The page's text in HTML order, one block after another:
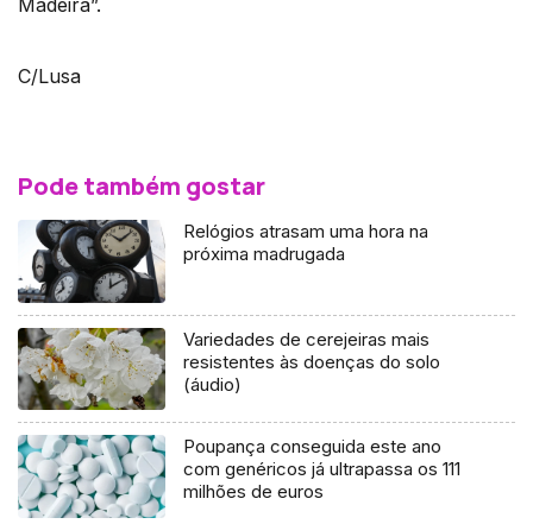
C/Lusa
Pode também gostar
Relógios atrasam uma hora na
próxima madrugada
Variedades de cerejeiras mais
resistentes às doenças do solo
(áudio)
Poupança conseguida este ano
com genéricos já ultrapassa os 111
milhões de euros